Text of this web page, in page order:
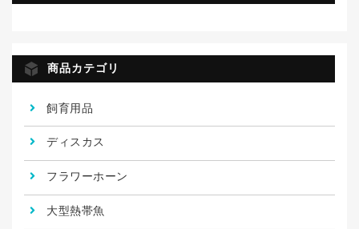
商品カテゴリ
飼育用品
ディスカス
フラワーホーン
大型熱帯魚